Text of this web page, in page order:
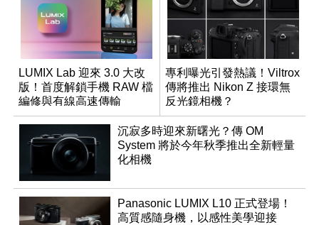
LUMIX Lab 迎來 3.0 大改
版！首度解鎖手機 RAW 檔
編修與有線高速傳輸
專利曝光引發熱議！Viltrox
傳將推出 Nikon Z 接環無
反光鏡相機？
沉寂多時迎來新曙光？傳 OM
System 將於今年秋季推出全新輕量
化相機
Panasonic LUMIX L10 正式登場！
高質感隨身機，以感性美學迎接